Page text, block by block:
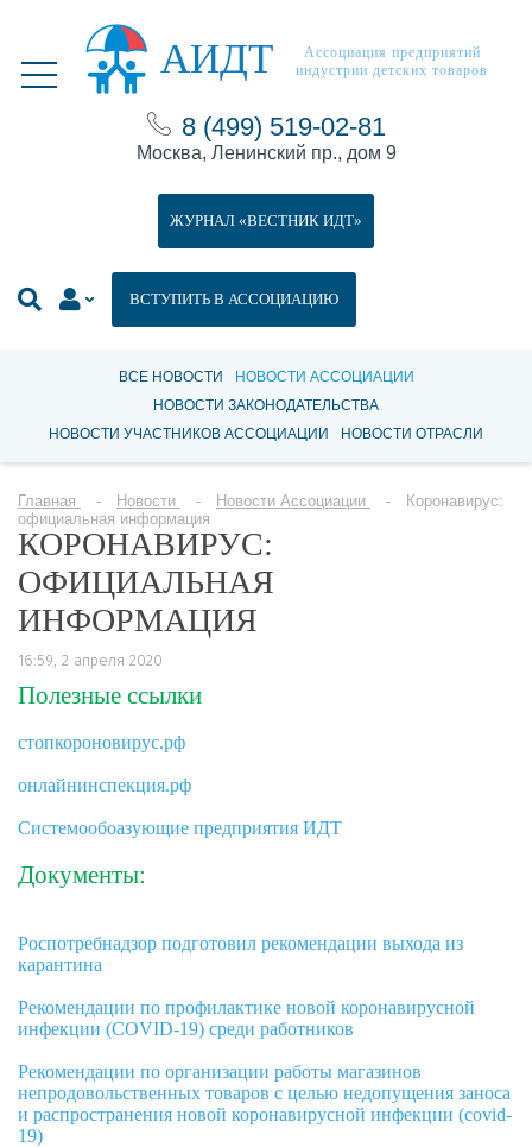
АИДТ
Ассоциация предприятий
индустрии детских товаров
8 (499) 519-02-81
Москва, Ленинский пр., дом 9
ВСТУПИТЬ В АССОЦИАЦИЮ
ЖУРНАЛ «ВЕСТНИК ИДТ»
ВСЕ НОВОСТИ
НОВОСТИ АССОЦИАЦИИ
НОВОСТИ ЗАКОНОДАТЕЛЬСТВА
НОВОСТИ УЧАСТНИКОВ АССОЦИАЦИИ
НОВОСТИ ОТРАСЛИ
Главная Новости Новости Ассоциации
Коронавирус:
официальная информация
КОРОНАВИРУС:
ОФИЦИАЛЬНАЯ
ИНФОРМАЦИЯ
16:59, 2 апреля 2020
Полезные ссылки
стопкороновирус.рф
онлайнинспекция.рф
Системообоазующие предприятия ИДТ
Документы:
Роспотребнадзор подготовил рекомендации выхода из
карантина
Рекомендации по профилактике новой коронавирусной
инфекции (COVID-19) среди работников
Рекомендации по организации работы магазинов
непродовольственных товаров с целью недопущения заноса
и распространения новой коронавирусной инфекции (covid-
19)